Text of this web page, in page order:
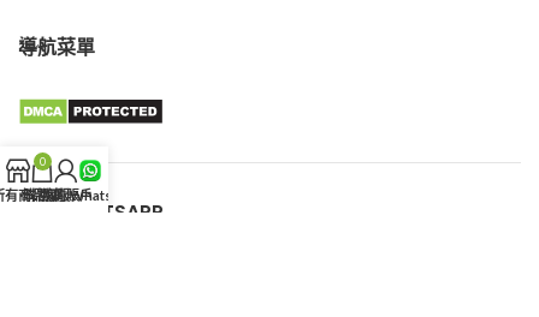
導航菜單
客服WHATSAPP
有商品
0
購物車我的賬戶
客服WhatsApp